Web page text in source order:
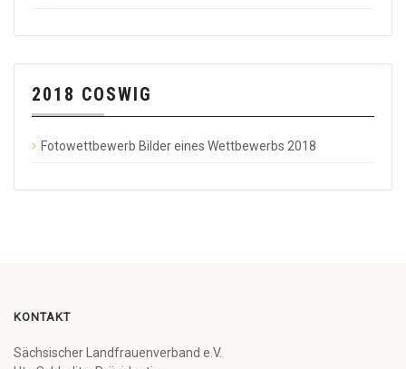
2018 COSWIG
Fotowettbewerb Bilder eines Wettbewerbs 2018
KONTAKT
Sächsischer Landfrauenverband e.V.